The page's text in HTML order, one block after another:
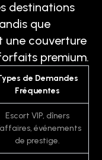
destinations
que
une couverture
premium.
de Demandes
Fréquentes
Escort VIP, dîners
événements
de prestige.